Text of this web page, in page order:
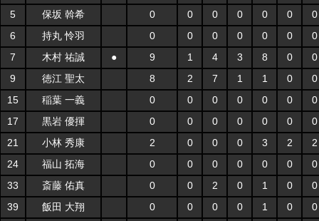
5
保坂 斡希 0 0 0 0 0 0
0
6
持丸 怜羽 0 0 0 0 0 0
0
7
木村 祐誠 ● 9 1 4 3 8 0
0
9
徳江 聖太 8 2 7 1 1 0
0
15
稲葉 一義 0 0 0 0 0 0
0
17
黒岩 優揮 0 0 0 0 0 0
0
21
小林 秀康 2 0 0 0 3 2
2
24
福山 拓海 0 0 0 0 0 0
0
33
斎藤 佑真 0 0 2 0 1 0
0
39
飯田 大翔 0 0 0 0 1 0
0